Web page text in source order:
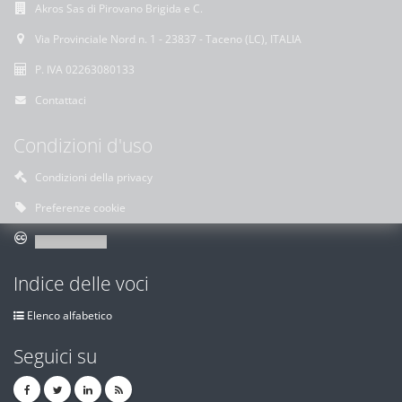
Akros Sas di Pirovano Brigida e C.
Via Provinciale Nord n. 1 - 23837 - Taceno (LC), ITALIA
P. IVA 02263080133
Contattaci
Condizioni d'uso
Condizioni della privacy
Preferenze cookie
Indice delle voci
Elenco alfabetico
Seguici su